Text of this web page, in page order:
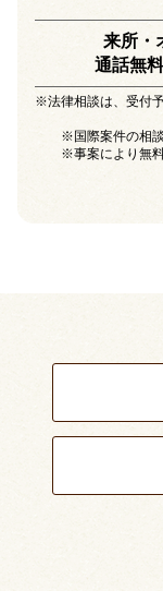
来所・
通話無
※法律相談は、受付
※国際案件の相
※事案により無